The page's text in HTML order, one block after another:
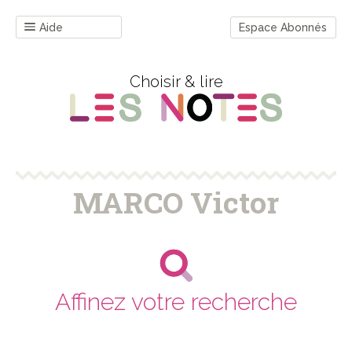
Aide Espace Abonnés
Choisir & lire
MARCO Victor
Affinez votre recherche